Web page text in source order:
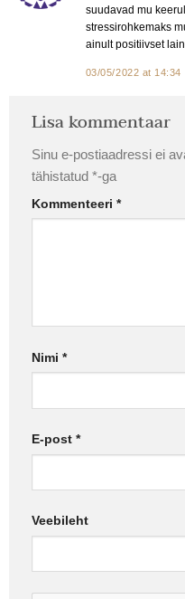
suudavad mu
stressirohkemaks
ainult positiivset
03/05/2022 at 14:34
Lisa kommentaar
Sinu e-postiaadressi ei
tähistatud *-ga
Kommenteeri *
Nimi *
E-post *
Veebileht